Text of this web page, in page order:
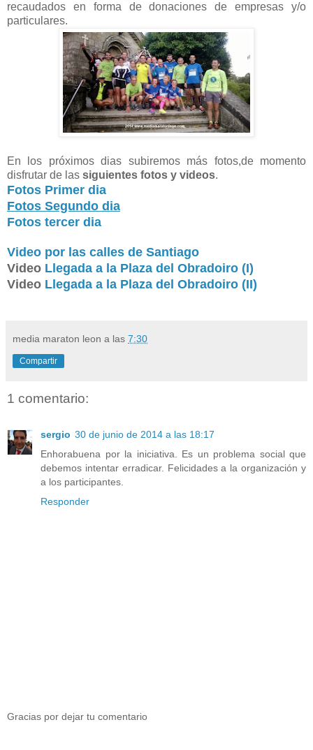
recaudados en forma de donaciones de empresas y/o
particulares.
En los próximos dias subiremos más fotos,de momento
disfrutar de las siguientes fotos y videos.
Fotos Primer dia
Fotos Segundo dia
Fotos tercer dia
Video por las calles de Santiago
Video Llegada a la Plaza del Obradoiro (I)
Video Llegada a la Plaza del Obradoiro (II)
media maraton leon a las 7:30
Compartir
1 comentario:
sergio 30 de junio de 2014 a las 18:17
Enhorabuena por la iniciativa. Es un problema social que
debemos intentar erradicar. Felicidades a la organización y
a los participantes.
Responder
Gracias por dejar tu comentario